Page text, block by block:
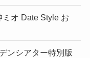
ミオ Date Style お
ンシアター特別版